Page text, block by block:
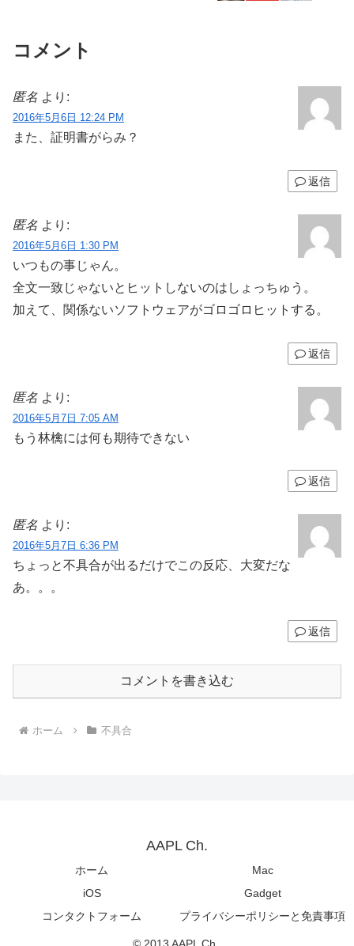
コメント
匿名 より:
2016年5月6日 12:24 PM
また、証明書がらみ？
返信
匿名 より:
2016年5月6日 1:30 PM
いつもの事じゃん。
全文一致じゃないとヒットしないのはしょっちゅう。
加えて、関係ないソフトウェアがゴロゴロヒットする。
返信
匿名 より:
2016年5月7日 7:05 AM
もう林檎には何も期待できない
返信
匿名 より:
2016年5月7日 6:36 PM
ちょっと不具合が出るだけでこの反応、大変だな
あ。。。
返信
コメントを書き込む
ホーム 不具合
AAPL Ch.
ホーム
Mac
iOS
Gadget
コンタクトフォーム
プライバシーポリシーと免責事項
© 2013 AAPL Ch..